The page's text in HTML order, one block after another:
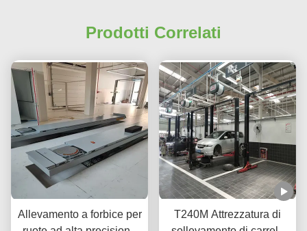
Prodotti Correlati
Allevamento a forbice per
T240M Attrezzatura di